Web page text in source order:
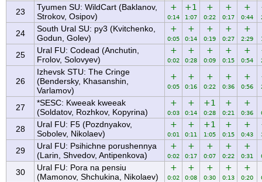
23
Tyumen SU: WildCart (Baklanov,
Strokov, Osipov)
+
0:14
+1
1:07
+
0:22
+
0:17
+
0:44
24
South Ural SU: py3 (Kvitchenko,
Godun, Golev)
+
0:05
+
0:14
+
0:19
+
0:27
+
2:29
25
Ural FU: Codead (Anchutin,
Frolov, Solovyev)
+
0:02
+
0:28
+
0:09
+
0:15
+
0:54
26
Izhevsk STU: The Cringe
(Bendersky, Khasanshin,
Varlamov)
+
0:05
+
0:16
+
0:22
+
0:36
+
0:56
27
*SESC: Kweeak kweeak
(Soldatov, Rozhkov, Kopyrina)
+
0:03
+
0:14
+1
0:28
+
0:21
+
0:36
28
Ural FU: F5 (Pozdnyakov,
Sobolev, Nikolaev)
+
0:01
+
0:11
+1
1:05
+
0:15
+
0:43
29
Ural FU: Psihichne porushennya
(Larin, Shvedov, Antipenkova)
+
0:02
+
0:17
+
0:07
+
0:22
+
0:31
30
Ural FU: Pora na pensiu
(Mamonov, Shchukina, Nikolaev)
+
0:02
+
0:08
+
0:30
+
0:13
+
0:20